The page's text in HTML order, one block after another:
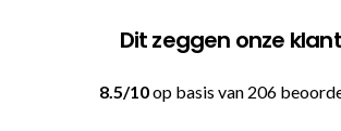
Dit zeggen onze
8.5/10op basis van 206